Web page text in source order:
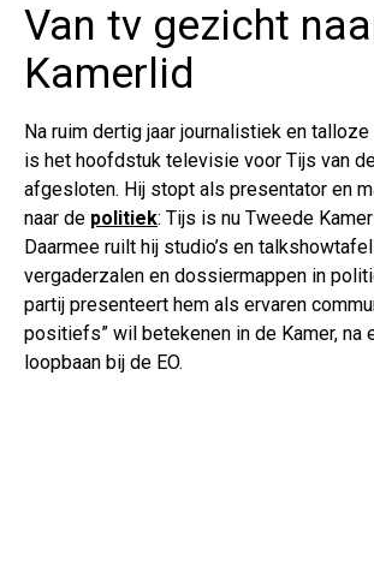
Van tv gezicht
Kamerlid
Na ruim dertig jaar journalistiek en talloze
is het hoofdstuk televisie voor Tijs van
afgesloten. Hij stopt als presentator en
naar de politiek: Tijs is nu Tweede
Daarmee ruilt hij studio’s en
vergaderzalen en dossiermappen in
partij presenteert hem als ervaren
positiefs” wil betekenen in de Kamer, na
loopbaan bij de EO.